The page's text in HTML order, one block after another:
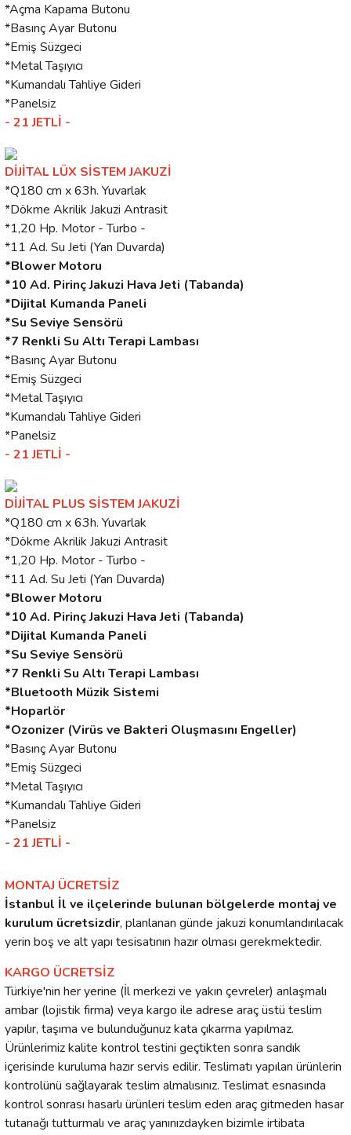
*Açma Kapama Butonu
*Basınç Ayar Butonu
*Emiş Süzgeci
*Metal Taşıyıcı
*Kumandalı Tahliye Gideri
*Panelsiz
- 21 JETLİ -
DİJİTAL LÜX SİSTEM JAKUZİ
*Q180 cm x 63h. Yuvarlak
*Dökme Akrilik Jakuzi Antrasit
*1,20 Hp. Motor - Turbo -
*11 Ad. Su Jeti (Yan Duvarda)
*Blower Motoru
*10 Ad. Pirinç Jakuzi Hava Jeti (Tabanda)
*Dijital Kumanda Paneli
*Su Seviye Sensörü
*7 Renkli Su Altı Terapi Lambası
*Basınç Ayar Butonu
*Emiş Süzgeci
*Metal Taşıyıcı
*Kumandalı Tahliye Gideri
*Panelsiz
- 21 JETLİ -
DİJİTAL PLUS SİSTEM JAKUZİ
*Q180 cm x 63h. Yuvarlak
*Dökme Akrilik Jakuzi Antrasit
*1,20 Hp. Motor - Turbo -
*11 Ad. Su Jeti (Yan Duvarda)
*Blower Motoru
*10 Ad. Pirinç Jakuzi Hava Jeti (Tabanda)
*Dijital Kumanda Paneli
*Su Seviye Sensörü
*7 Renkli Su Altı Terapi Lambası
*Bluetooth Müzik Sistemi
*Hoparlör
*Ozonizer (Virüs ve Bakteri Oluşmasını Engeller)
*Basınç Ayar Butonu
*Emiş Süzgeci
*Metal Taşıyıcı
*Kumandalı Tahliye Gideri
*Panelsiz
- 21 JETLİ -
MONTAJ ÜCRETSİZ
İstanbul İl ve ilçelerinde bulunan bölgelerde montaj ve
kurulum ücretsizdir, planlanan günde jakuzi konumlandırılacak
yerin boş ve alt yapı tesisatının hazır olması gerekmektedir.
KARGO ÜCRETSİZ
Türkiye'nin her yerine (İl merkezi ve yakın çevreler) anlaşmalı
ambar (lojistik firma) veya kargo ile adrese araç üstü teslim
yapılır, taşıma ve bulunduğunuz kata çıkarma yapılmaz.
Ürünlerimiz kalite kontrol testini geçtikten sonra sandık
içerisinde kuruluma hazır servis edilir. Teslimatı yapılan ürünlerin
kontrolünü sağlayarak teslim almalısınız. Teslimat esnasında
kontrol sonrası hasarlı ürünleri teslim eden araç gitmeden hasar
tutanağı tutturmalı ve araç yanınızdayken bizimle irtibata